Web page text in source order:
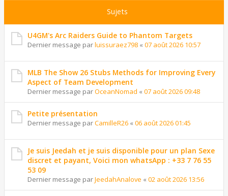
Sujets
U4GM's Arc Raiders Guide to Phantom Targets
Dernier message parluissuraez798 « 07 août 2026 10:57
MLB The Show 26 Stubs Methods for Improving Every
Aspect of Team Development
Dernier message parOceanNomad « 07 août 2026 09:48
Petite présentation
Dernier message parCamilleR26 « 06 août 2026 01:45
Je suis Jeedah et je suis disponible pour un plan Sexe
discret et payant, Voici mon whatsApp : +33 7 76 55
53 09
Dernier message parJeedahAnalove « 02 août 2026 13:56